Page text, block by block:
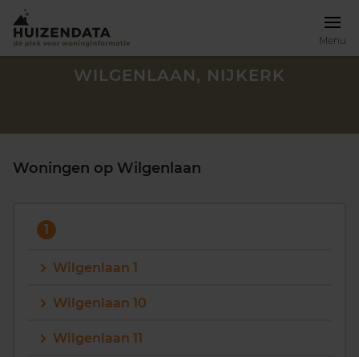
Menu
WILGENLAAN, NIJKERK
Woningen op Wilgenlaan
1
Wilgenlaan 1
Wilgenlaan 10
Wilgenlaan 11